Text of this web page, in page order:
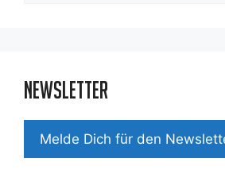
Newsletter
Mel­de Dich für den